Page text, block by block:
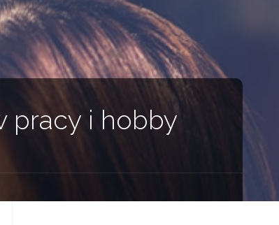
pracy i hobby